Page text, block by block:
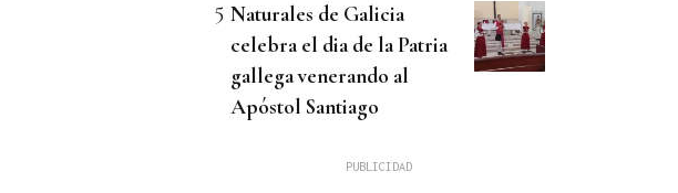
Naturales de Galicia
celebra el dia de la Patria
gallega venerando al
Apóstol Santiago